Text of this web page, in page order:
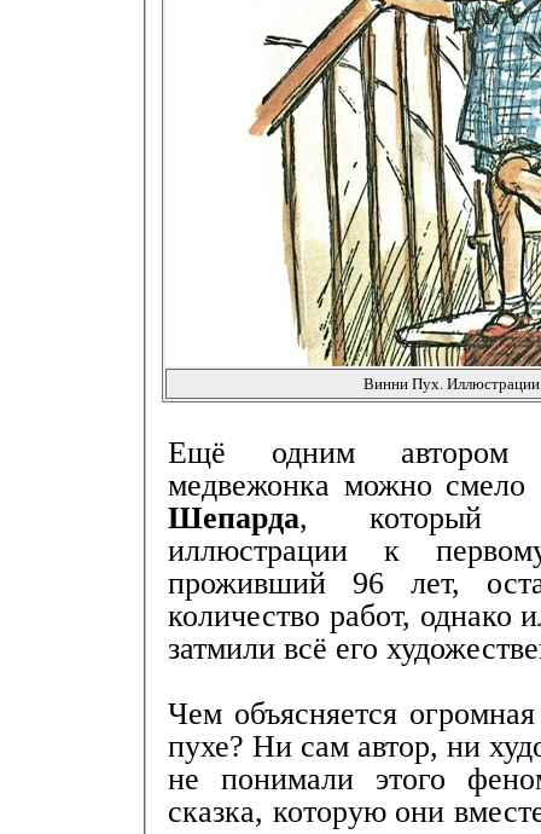
Винни Пух.
Ещё одним автором
медвежонка можно смело
Шепарда, который
иллюстрации к
проживший 96 лет,
количество работ,
затмили всё его
Чем объясняется
пухе? Ни сам автор, ни
не понимали этого
сказка, которую они